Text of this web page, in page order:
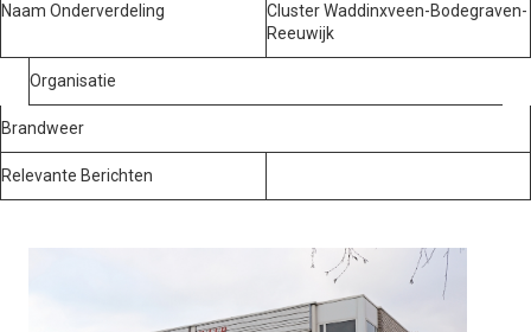
Naam Onderverdeling
Cluster Waddinxveen-Bodegraven-
Reeuwijk
Organisatie
Brandweer
Relevante Berichten